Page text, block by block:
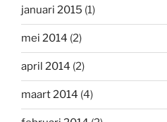
januari 2015 (1)
mei 2014 (2)
april 2014 (2)
maart 2014 (4)